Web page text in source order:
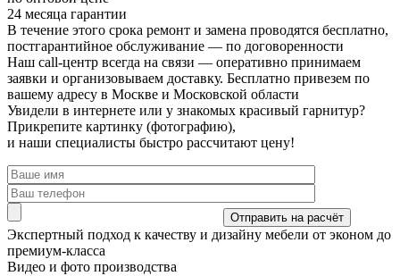
24 месяца гарантии
В течение этого срока ремонт и замена проводятся бесплатно,
постгарантийное обслуживание — по договоренности
Наш call-центр всегда на связи — оперативно принимаем
заявки и организовываем доставку. Бесплатно привезем по
вашему адресу в Москве и Московской области
Увидели в интернете или у знакомых красивый гарнитур?
Прикрепите картинку (фотографию),
и наши специалисты быстро рассчитают цену!
Экспертный подход к качеству и дизайну мебели от эконом до
премиум-класса
Видео и фото производства